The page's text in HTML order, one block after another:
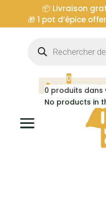
📦 Livraison
🎁 1 pot d’épice
produits
Mon
0
0 produits dans
No products in